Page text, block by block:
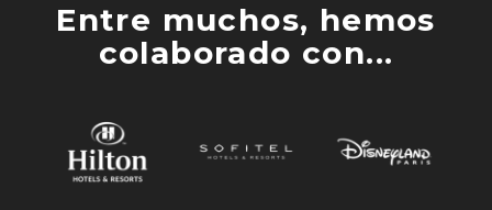
Entre muchos, hemos
colaborado con...